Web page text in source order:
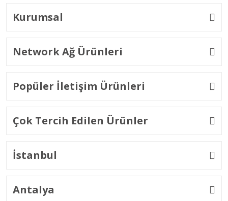
Kurumsal
Network Ağ Ürünleri
Popüler İletişim Ürünleri
Çok Tercih Edilen Ürünler
İstanbul
Antalya